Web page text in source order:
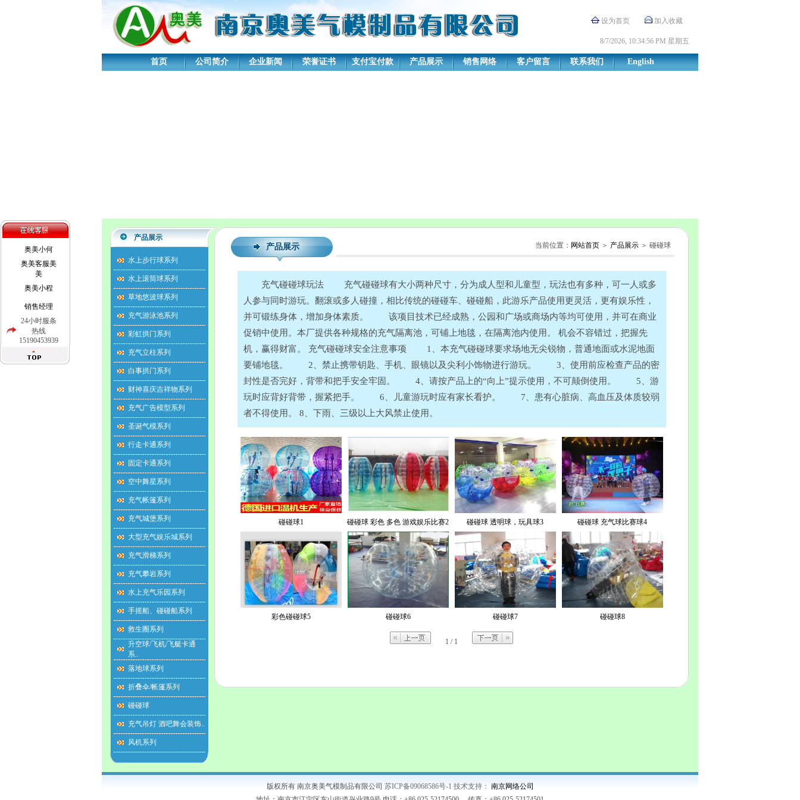
设为首页 加入收藏
8/7/2026, 10:34:57 PM 星期五
首页 公司简介 企业新闻 荣誉证书 支付宝付款 产品展示 销售网络 客户留言 联系我们 English
奥美小何
奥美客服美
美
奥美小程
销售经理
24小时服条
热线
15190453939
产品展示
水上步行球系列
水上滚筒球系列
草地悠波球系列
充气游泳池系列
彩虹拱门系列
充气立柱系列
白事拱门系列
财神喜庆吉祥物系列
充气广告模型系列
圣诞气模系列
行走卡通系列
固定卡通系列
空中舞星系列
充气帐篷系列
充气城堡系列
大型充气娱乐城系列
充气滑梯系列
充气攀岩系列
水上充气乐园系列
手摇船、碰碰船系列
救生圈系列
升空球/飞机/飞艇卡通
系..
落地球系列
折叠伞/帐篷系列
碰碰球
充气吊灯 酒吧舞会装饰..
风机系列
产品展示 当前位置： 网站首页 ＞ 产品展示 ＞ 碰碰球
充气碰碰球玩法 充气碰碰球有大小两种尺寸，分为成人型和儿童型，玩法也有多种，可一人或多
人参与同时游玩。翻滚或多人碰撞，相比传统的碰碰车、碰碰船，此游乐产品使用更灵活，更有娱乐性，
并可锻练身体，增加身体素质。 该项目技术已经成熟，公园和广场或商场内等均可使用，并可在商业
促销中使用。本厂提供各种规格的充气隔离池，可铺上地毯，在隔离池内使用。 机会不容错过，把握先
机，赢得财富。 充气碰碰球安全注意事项 1、本充气碰碰球要求场地无尖锐物，普通地面或水泥地面
要铺地毯。 2、禁止携带钥匙、手机、眼镜以及尖利小饰物进行游玩。 3、使用前应检查产品的密
封性是否完好，背带和把手安全牢固。 4、请按产品上的“向上”提示使用，不可颠倒使用。 5、游
玩时应背好背带，握紧把手。 6、儿童游玩时应有家长看护。 7、患有心脏病、高血压及体质较弱
者不得使用。 8、下雨、三级以上大风禁止使用。
碰碰球1 碰碰球 彩色 多色 游戏娱乐比赛2 碰碰球 透明球，玩具球3 碰碰球 充气球比赛球4
彩色碰碰球5 碰碰球6 碰碰球7 碰碰球8
1 / 1
版权所有 南京奥美气模制品有限公司 苏ICP备09068586号-1 技术支持： 南京网络公司